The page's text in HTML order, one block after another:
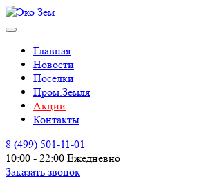
Главная
Новости
Поселки
Пром.Земля
Акции
Контакты
8 (499) 501-11-01
10:00 - 22:00 Ежедневно
Заказать звонок